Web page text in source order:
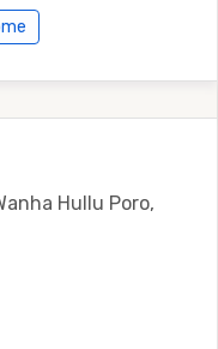
Hullu Poro,